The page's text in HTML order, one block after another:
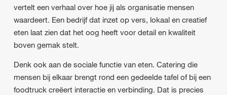
vertelt een verhaal over hoe jij als organisatie mensen
waardeert. Een bedrijf dat inzet op vers, lokaal en creatief
eten laat zien dat het oog heeft voor detail en kwaliteit
boven gemak stelt.
Denk ook aan de sociale functie van eten. Catering die
mensen bij elkaar brengt rond een gedeelde tafel of bij een
foodtruck creëert interactie en verbinding. Dat is precies